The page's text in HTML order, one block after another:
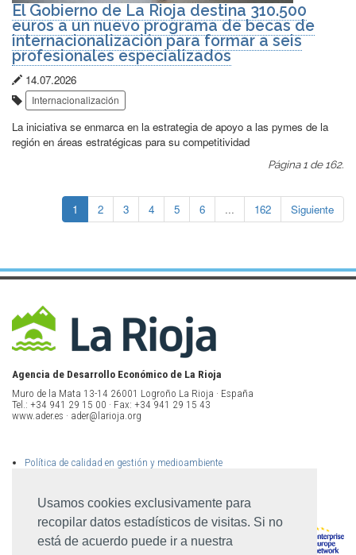
Usamos cookies exclusivamente para
recopilar datos estadísticos de visitas. Si no
está de acuerdo puede ir a nuestra
El Gobierno de La Rioja destina 310.500
euros a un nuevo programa de becas de
internacionalización para formar a seis
profesionales especializados
Fecha
de
publicación:
14.07.2026
Etiquetas:
Internacionalización
La iniciativa se enmarca en la estrategia de apoyo a las pymes de la
región en áreas estratégicas para su competitividad
Página 1 de 162.
1 2 3 4 5 6 ... 162 Siguiente
Agencia de Desarrollo Económico de La Rioja
Muro de la Mata 13-14 26001 Logroño La Rioja · España
Tel.: +34 941 29 15 00 · Fax: +34 941 29 15 43
www.ader.es · ader@larioja.org
Política de calidad en gestión y medioambiente
Mapa del sitio